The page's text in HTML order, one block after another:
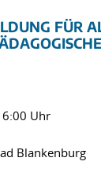
FÜR
Uhr
Blankenburg